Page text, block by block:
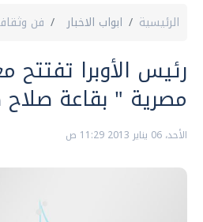
الرئيسية ابواب الاخبار فن
رئيس الأوبرا تفتتح
مصرية " بقاعة
الأحد، 06 يناير 2013 11:29 ص